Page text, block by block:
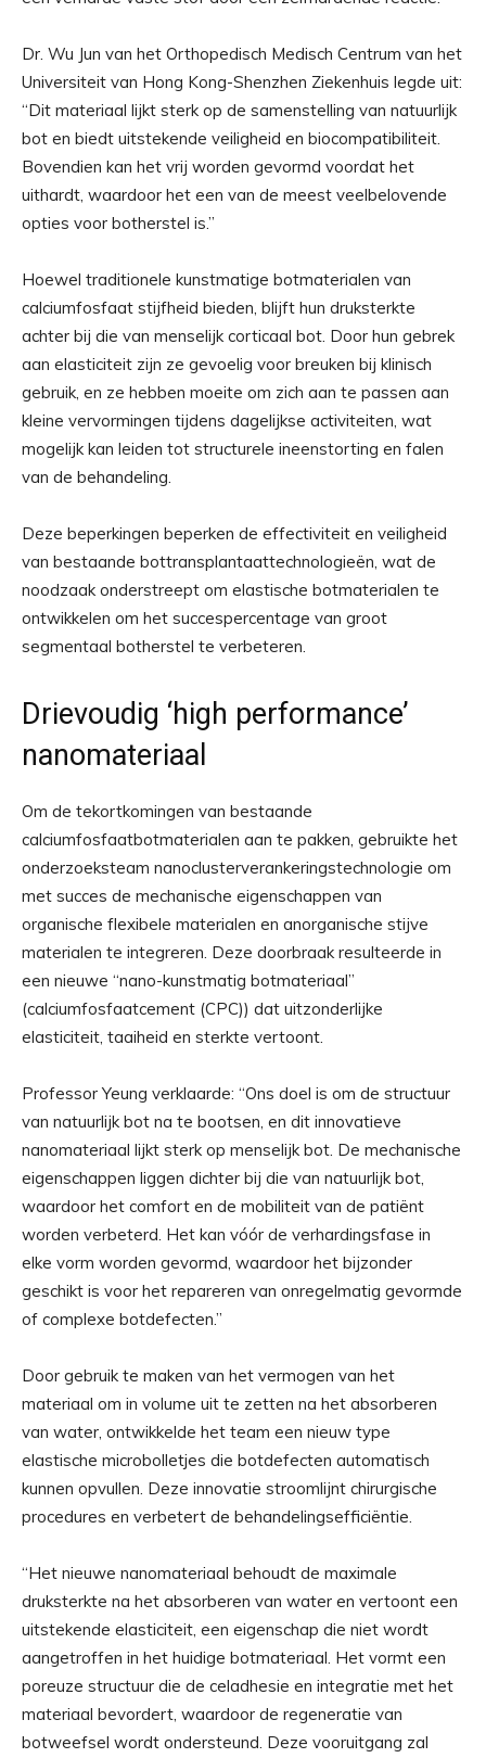
Dr. Wu Jun van het Orthopedisch Medisch Centrum van het
Universiteit van Hong Kong-Shenzhen Ziekenhuis legde uit:
“Dit materiaal lijkt sterk op de samenstelling van natuurlijk
bot en biedt uitstekende veiligheid en biocompatibiliteit.
Bovendien kan het vrij worden gevormd voordat het
uithardt, waardoor het een van de meest veelbelovende
opties voor botherstel is.”
Hoewel traditionele kunstmatige botmaterialen van
calciumfosfaat stijfheid bieden, blijft hun druksterkte
achter bij die van menselijk corticaal bot. Door hun gebrek
aan elasticiteit zijn ze gevoelig voor breuken bij klinisch
gebruik, en ze hebben moeite om zich aan te passen aan
kleine vervormingen tijdens dagelijkse activiteiten, wat
mogelijk kan leiden tot structurele ineenstorting en falen
van de behandeling.
Deze beperkingen beperken de effectiviteit en veiligheid
van bestaande bottransplantaattechnologieën, wat de
noodzaak onderstreept om elastische botmaterialen te
ontwikkelen om het succespercentage van groot
segmentaal botherstel te verbeteren.
Drievoudig ‘high performance’
nanomateriaal
Om de tekortkomingen van bestaande
calciumfosfaatbotmaterialen aan te pakken, gebruikte het
onderzoeksteam nanoclusterverankeringstechnologie om
met succes de mechanische eigenschappen van
organische flexibele materialen en anorganische stijve
materialen te integreren. Deze doorbraak resulteerde in
een nieuwe “nano-kunstmatig botmateriaal”
(calciumfosfaatcement (CPC)) dat uitzonderlijke
elasticiteit, taaiheid en sterkte vertoont.
Professor Yeung verklaarde: “Ons doel is om de structuur
van natuurlijk bot na te bootsen, en dit innovatieve
nanomateriaal lijkt sterk op menselijk bot. De mechanische
eigenschappen liggen dichter bij die van natuurlijk bot,
waardoor het comfort en de mobiliteit van de patiënt
worden verbeterd. Het kan vóór de verhardingsfase in
elke vorm worden gevormd, waardoor het bijzonder
geschikt is voor het repareren van onregelmatig gevormde
of complexe botdefecten.”
Door gebruik te maken van het vermogen van het
materiaal om in volume uit te zetten na het absorberen
van water, ontwikkelde het team een ​​nieuw type
elastische microbolletjes die botdefecten automatisch
kunnen opvullen. Deze innovatie stroomlijnt chirurgische
procedures en verbetert de behandelingsefficiëntie.
“Het nieuwe nanomateriaal behoudt de maximale
druksterkte na het absorberen van water en vertoont een
uitstekende elasticiteit, een eigenschap die niet wordt
aangetroffen in het huidige botmateriaal. Het vormt een
poreuze structuur die de celadhesie en integratie met het
materiaal bevordert, waardoor de regeneratie van
botweefsel wordt ondersteund. Deze vooruitgang zal